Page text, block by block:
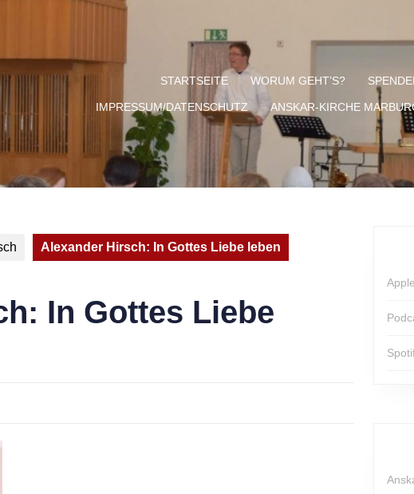
STARTSEITE WORUM GEHT’S?
IMPRESSUM/DATENSCHUTZ ANSKAR-KIRCHE
Alexander Hirsch: In Gottes Liebe leben
In Gottes Liebe